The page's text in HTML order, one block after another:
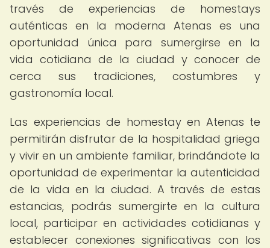
través de experiencias de homestays
auténticas en la moderna Atenas es una
oportunidad única para sumergirse en la
vida cotidiana de la ciudad y conocer de
cerca sus tradiciones, costumbres y
gastronomía local.
Las experiencias de homestay en Atenas te
permitirán disfrutar de la hospitalidad griega
y vivir en un ambiente familiar, brindándote la
oportunidad de experimentar la autenticidad
de la vida en la ciudad. A través de estas
estancias, podrás sumergirte en la cultura
local, participar en actividades cotidianas y
establecer conexiones significativas con los